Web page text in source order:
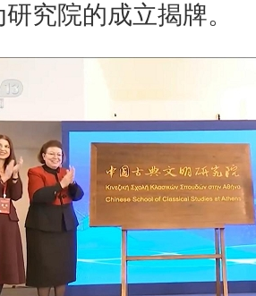
究院的成立揭牌。